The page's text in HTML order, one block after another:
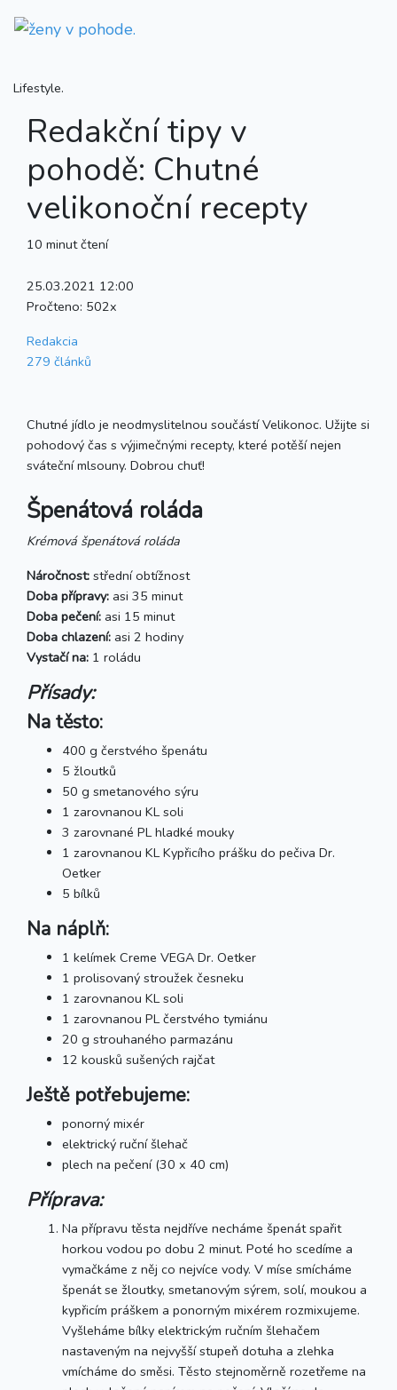
Lifestyle.
Redakční tipy v
pohodě: Chutné
velikonoční recepty
10 minut čtení
25.03.2021 12:00
Pročteno: 502x
Redakcia
279 článků
Chutné jídlo je neodmyslitelnou součástí Velikonoc. Užijte si
pohodový čas s výjimečnými recepty, které potěší nejen
sváteční mlsouny. Dobrou chuť!
Špenátová roláda
Krémová špenátová roláda
Náročnost: střední obtížnost
Doba přípravy: asi 35 minut
Doba pečení: asi 15 minut
Doba chlazení: asi 2 hodiny
Vystačí na: 1 roládu
Přísady:
Na těsto:
400 g čerstvého špenátu
5 žloutků
50 g smetanového sýru
1 zarovnanou KL soli
3 zarovnané PL hladké mouky
1 zarovnanou KL Kypřicího prášku do pečiva Dr.
Oetker
5 bílků
Na náplň:
1 kelímek Creme VEGA Dr. Oetker
1 prolisovaný stroužek česneku
1 zarovnanou KL soli
1 zarovnanou PL čerstvého tymiánu
20 g strouhaného parmazánu
12 kousků sušených rajčat
Ještě potřebujeme:
ponorný mixér
elektrický ruční šlehač
plech na pečení (30 x 40 cm)
Příprava:
Na přípravu těsta nejdříve necháme špenát spařit
horkou vodou po dobu 2 minut. Poté ho scedíme a
vymačkáme z něj co nejvíce vody. V míse smícháme
špenát se žloutky, smetanovým sýrem, solí, moukou a
kypřicím práškem a ponorným mixérem rozmixujeme.
Vyšleháme bílky elektrickým ručním šlehačem
nastaveným na nejvyšší stupeň dotuha a zlehka
vmícháme do směsi. Těsto stejnoměrně rozetřeme na